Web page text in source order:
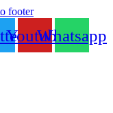
footer
YoutubeWhatsapp